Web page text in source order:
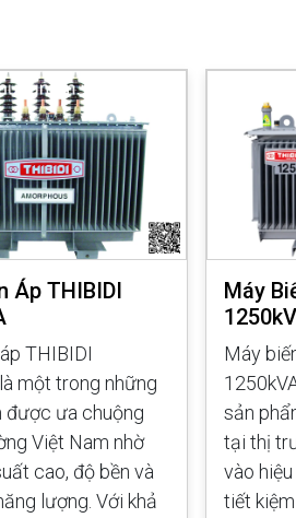
Áp THIBIDI
THIBIDI
một trong những
được ưa chuộng
Việt Nam nhờ
cao, độ bền và
lượng. Với khả
Máy
Máy
sản
tại thị
vào
tiết